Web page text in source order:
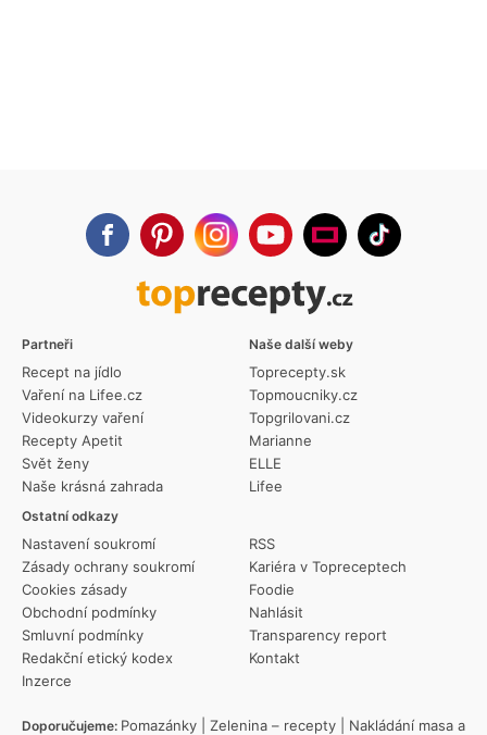
Partneři
Recept na jídlo
Vaření na Lifee.cz
Videokurzy vaření
Recepty Apetit
Svět ženy
Naše krásná zahrada
Ostatní odkazy
Nastavení soukromí
Zásady ochrany soukromí
Cookies zásady
Obchodní podmínky
Smluvní podmínky
Redakční etický kodex
Inzerce
RSS
Kariéra v Topreceptech
Foodie
Nahlásit
Transparency report
Kontakt
Naše další weby
Toprecepty.sk
Topmoucniky.cz
Topgrilovani.cz
Marianne
ELLE
Lifee
Doporučujeme: Pomazánky Zelenina – recepty
Nakládání masa a